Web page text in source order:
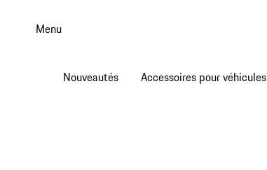
Menu
Nouveautés Accessoires pour véhicules